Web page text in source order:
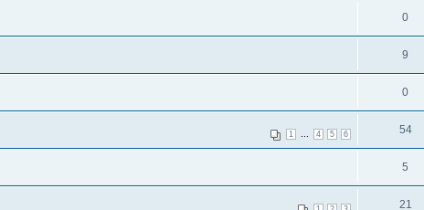
0
9
0
1 4 5 6 54
5
21